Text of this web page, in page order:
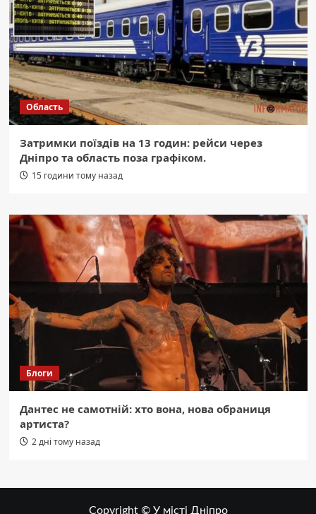
Область
Затримки поїздів на 13 годин: рейси через
Дніпро та область поза графіком.
15 години тому назад
Блоги
Дантес не самотній: хто вона, нова обраниця
артиста?
2 дні тому назад
Copyright © У місті Дніпро